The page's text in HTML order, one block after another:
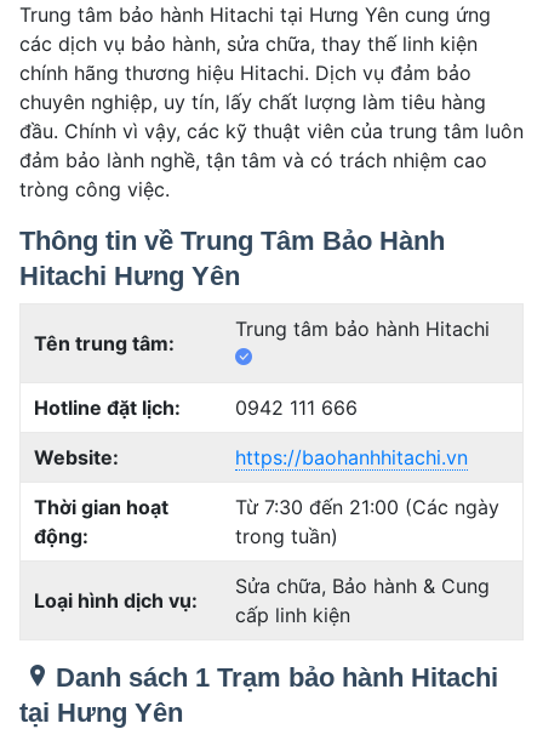
Trung tâm bảo hành Hitachi tại Hưng Yên cung ứng
các dịch vụ bảo hành, sửa chữa, thay thế linh kiện
chính hãng thương hiệu Hitachi. Dịch vụ đảm bảo
chuyên nghiệp, uy tín, lấy chất lượng làm tiêu hàng
đầu. Chính vì vậy, các kỹ thuật viên của trung tâm luôn
đảm bảo lành nghề, tận tâm và có trách nhiệm cao
tròng công việc.
Thông tin về Trung Tâm Bảo Hành
Hitachi Hưng Yên
Tên trung tâm:
Trung tâm bảo hành Hitachi
Hotline đặt lịch: 0942 111 666
Website: https://baohanhhitachi.vn
Thời gian hoạt
động:
Từ 7:30 đến 21:00 (Các ngày
trong tuần)
Loại hình dịch vụ:
Sửa chữa, Bảo hành & Cung
cấp linh kiện
Danh sách 1 Trạm bảo hành Hitachi
tại Hưng Yên